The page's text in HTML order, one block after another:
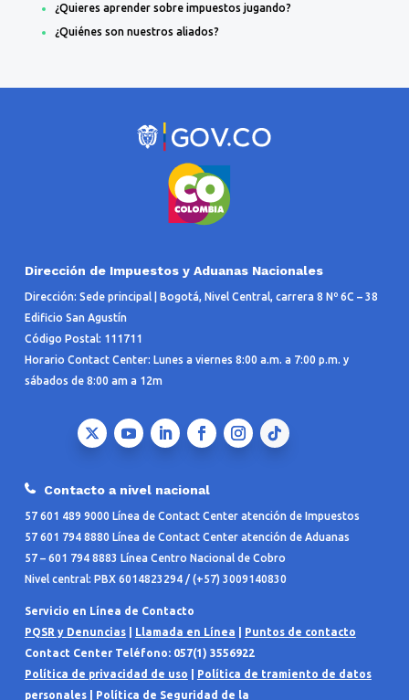
¿Quieres aprender sobre impuestos jugando?
¿Quiénes son nuestros aliados?
Dirección de Impuestos y Aduanas Nacionales
Dirección: Sede principal | Bogotá, Nivel Central, carrera 8 Nº 6C – 38
Edificio San Agustín
Código Postal: 111711
Horario Contact Center: Lunes a viernes 8:00 a.m. a 7:00 p.m. y
sábados de 8:00 am a 12m
Contacto a nivel nacional
57 601 489 9000 Línea de Contact Center atención de Impuestos
57 601 794 8880 Línea de Contact Center atención de Aduanas
57 – 601 794 8883 Línea Centro Nacional de Cobro
Nivel central: PBX 6014823294 / (+57) 3009140830
Servicio en Línea de Contacto
PQSR y Denuncias| Llamada en Línea
Puntos de contacto
Contact Center Teléfono: 057(1) 3556922
Política de privacidad de uso
Política de tramiento de datos
personales| Política de Seguridad de la